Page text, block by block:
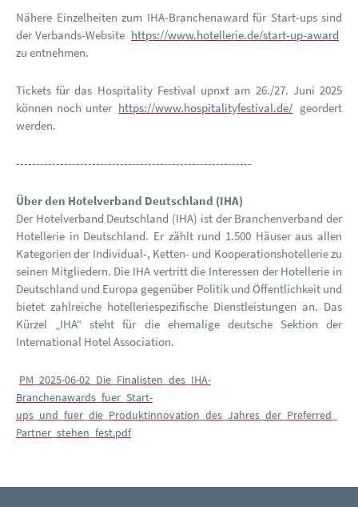
Nähere Einzelheiten zum IHA-Branchenaward für Start-ups sind
der Verbands-Website https://www.hotellerie.de/start-up-award
zu entnehmen.
Tickets für das Hospitality Festival upnxt am 26./27. Juni 2025
können noch unter https://www.hospitalityfestival.de/ geordert
werden.
-----------------------------------------------------------
Über den Hotelverband Deutschland (IHA)
Der Hotelverband Deutschland (IHA) ist der Branchenverband der
Hotellerie in Deutschland. Er zählt rund 1.500 Häuser aus allen
Kategorien der Individual-, Ketten- und Kooperationshotellerie zu
seinen Mitgliedern. Die IHA vertritt die Interessen der Hotellerie in
Deutschland und Europa gegenüber Politik und Öffentlichkeit und
bietet zahlreiche hotelleriespezifische Dienstleistungen an. Das
Kürzel „IHA“ steht für die ehemalige deutsche Sektion der
International Hotel Association.
PM_2025-06-02_Die_Finalisten_des_IHA-
Branchenawards_fuer_Start-
ups_und_fuer_die_Produktinnovation_des_Jahres_der_Preferred_
Partner_stehen_fest.pdf